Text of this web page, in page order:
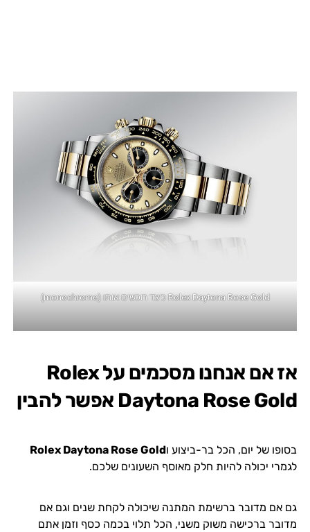
Rolex Daytona Rose Gold כיצד רוכשים אותו (monochrome)
אז אם אנחנו מסכמים עלRolex
Daytona Rose Gold אפשר להבין
בסופו של יום, הכל בר-ביצוע וRolex Daytona Rose Gold
לגמרי יכולה להיות חלק מאוסף השעונים שלכם.
גם אם מדובר ברשימת המתנה שיכולה לקחת שנים וגם אם
מדובר ברכישה משוק משני, הכל תלוי בכמה כסף וזמן אתם